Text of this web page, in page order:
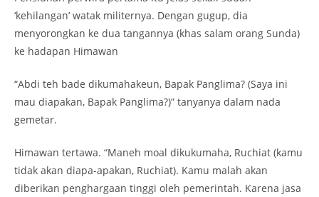
‘kehilangan’ watak militernya. Dengan gugup, dia
menyorongkan ke dua tangannya (khas salam orang Sunda)
ke hadapan Himawan
“Abdi teh bade dikumahakeun, Bapak Panglima? (Saya ini
mau diapakan, Bapak Panglima?)” tanyanya dalam nada
gemetar.
Himawan tertawa. “Maneh moal dikukumaha, Ruchiat (kamu
tidak akan diapa-apakan, Ruchiat). Kamu malah akan
diberikan penghargaan tinggi oleh pemerintah. Karena jasa